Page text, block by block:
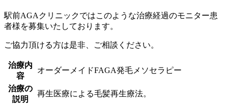
駅前AGAクリニックではこのような治療経過のモニター患
者様を募集いたしております。
ご協力頂ける方は是非、ご相談ください。
治療内
容
オーダーメイドFAGA発毛メソセラピー
治療の
説明
再生医療による毛髪再生療法。